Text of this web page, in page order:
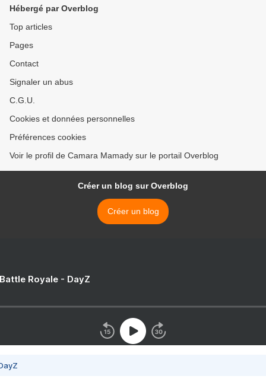
Hébergé par Overblog
Top articles
Pages
Contact
Signaler un abus
C.G.U.
Cookies et données personnelles
Préférences cookies
Voir le profil de Camara Mamady sur le portail Overblog
Créer un blog sur Overblog
Créer un blog
Royale - DayZ